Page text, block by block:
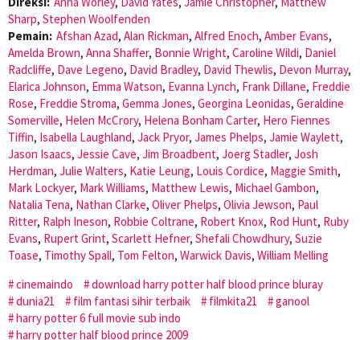
Sharp, Stephen Woolfenden
Pemain: Afshan Azad, Alan Rickman, Alfred Enoch, Amber Evans,
Amelda Brown, Anna Shaffer, Bonnie Wright, Caroline Wildi, Daniel
Radcliffe, Dave Legeno, David Bradley, David Thewlis, Devon Murray,
Elarica Johnson, Emma Watson, Evanna Lynch, Frank Dillane, Freddie
Rose, Freddie Stroma, Gemma Jones, Georgina Leonidas, Geraldine
Somerville, Helen McCrory, Helena Bonham Carter, Hero Fiennes
Tiffin, Isabella Laughland, Jack Pryor, James Phelps, Jamie Waylett,
Jason Isaacs, Jessie Cave, Jim Broadbent, Joerg Stadler, Josh
Herdman, Julie Walters, Katie Leung, Louis Cordice, Maggie Smith,
Mark Lockyer, Mark Williams, Matthew Lewis, Michael Gambon,
Natalia Tena, Nathan Clarke, Oliver Phelps, Olivia Jewson, Paul
Ritter, Ralph Ineson, Robbie Coltrane, Robert Knox, Rod Hunt, Ruby
Evans, Rupert Grint, Scarlett Hefner, Shefali Chowdhury, Suzie
Toase, Timothy Spall, Tom Felton, Warwick Davis, William Melling
cinemaindo
download harry potter half blood prince bluray
dunia21
film fantasi sihir terbaik filmkita21
ganool
harry potter 6 full movie sub indo
harry potter half blood prince 2009